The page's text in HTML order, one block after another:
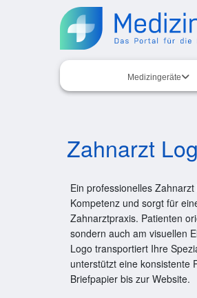
Medizingeräte
Zahnarzt
Ein professionelles
Kompetenz und sorgt für
Zahnarztpraxis. Patienten
sondern auch am visuellen
Logo transportiert Ihre
unterstützt eine konsistente
Briefpapier bis zur Website.